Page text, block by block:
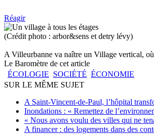
Réagir
(Crédit photo : arbor&sens et detry lévy)
A Villeurbanne va naître un Village vertical,
Le Baromètre de cet article
ÉCOLOGIE SOCIÉTÉ ÉCONOMIE
SUR LE MÊME SUJET
A Saint-Vincent-de-Paul, l’hôpital
Inondations : « Remettez de
« Nous avons voulu des villes qui ne
A financer : des logements dans des